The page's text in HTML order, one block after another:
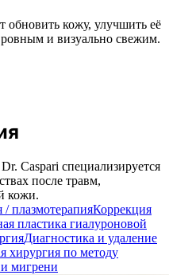
обновить кожу, улучшить её
ровным и визуально свежим.
Caspari специализируется
после травм,
кожи.
/ плазмотерапияКоррекция
пластика гиалуроновой
Диагностика и удаление
хирургия по методу
мигрени